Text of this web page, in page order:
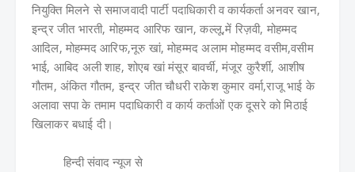
नियुक्ति मिलने से समाजवादी पार्टी पदाधिकारी व कार्यकर्ता अनवर खान,
इन्द्र जीत भारती, मोहम्मद आरिफ खान, कल्लू,में रिज़वी, मोहम्मद
आदिल, मोहम्मद आरिफ,नूरु खां, मोहम्मद अलाम मोहम्मद वसीम,वसीम
भाई, आबिद अली शाह, शोएब खां मंसूर बावर्ची, मंजूर कुरैर्शी, आशीष
गौतम, अंकित गौतम, इन्द्र जीत चौधरी राकेश कुमार वर्मा,राजू भाई के
अलावा सपा के तमाम पदाधिकारी व कार्य कर्ताओं एक दूसरे को मिठाई
खिलाकर बधाई दी।
हिन्दी संवाद न्यूज से